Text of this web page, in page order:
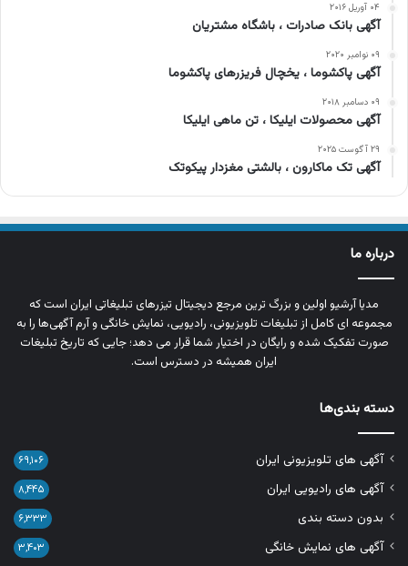
۰۴ آوریل ۲۰۱۶
آگهی بانک صادرات ، باشگاه مشتریان
۰۹ نوامبر ۲۰۲۰
آگهی پاکشوما ، یخچال فریزرهای پاکشوما
۰۹ دسامبر ۲۰۱۸
آگهی محصولات ایلیکا ، تن ماهی ایلیکا
۲۹ آگوست ۲۰۲۵
آگهی تک ماکارون ، بالشتی مغزدار پیکوتک
درباره ما
مدیا آرشیو اولین و بزرگ‌ ترین مرجع دیجیتال تیزرهای تبلیغاتی ایران است که
مجموعه‌ ای کامل از تبلیغات تلویزیونی، رادیویی، نمایش خانگی و آرم‌ آگهی‌ها را به‌
صورت تفکیک‌ شده و رایگان در اختیار شما قرار می‌ دهد؛ جایی که تاریخ تبلیغات
ایران همیشه در دسترس است.
دسته بندی‌ها
آگهی های تلویزیونی ایران ۶۹,۱۰۶
آگهی های رادیویی ایران ۸,۴۴۵
بدون دسته بندی ۶,۳۳۳
آگهی های نمایش خانگی ۳,۴۰۳